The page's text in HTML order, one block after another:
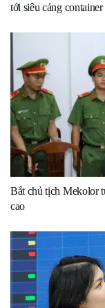
tới siêu cảng container
Bắt chủ tịch Mekolor
cao